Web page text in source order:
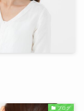
ブログ